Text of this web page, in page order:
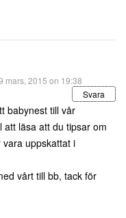
mars, 2015 on 19:38
Svara
babynest till vår
att läsa att du tipsar om
uppskattat i
vårt till bb, tack för